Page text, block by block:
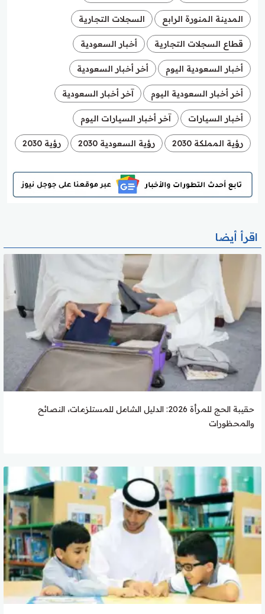
المدينة المنورة الرابع السجلات التجارية
قطاع السجلات التجارية أخبار السعودية
أخبار السعودية اليوم أخر أخبار السعودية
أخر أخبار السعودية اليوم آخر أخبار السعودية
أخبار السيارات آخر أخبار السيارات اليوم
رؤية المملكة 2030 رؤية السعودية 2030 رؤية 2030
اقرأ أيضا
حقيبة الحج للمرأة 2026: الدليل الشامل للمستلزمات، النصائح
والمحظورات